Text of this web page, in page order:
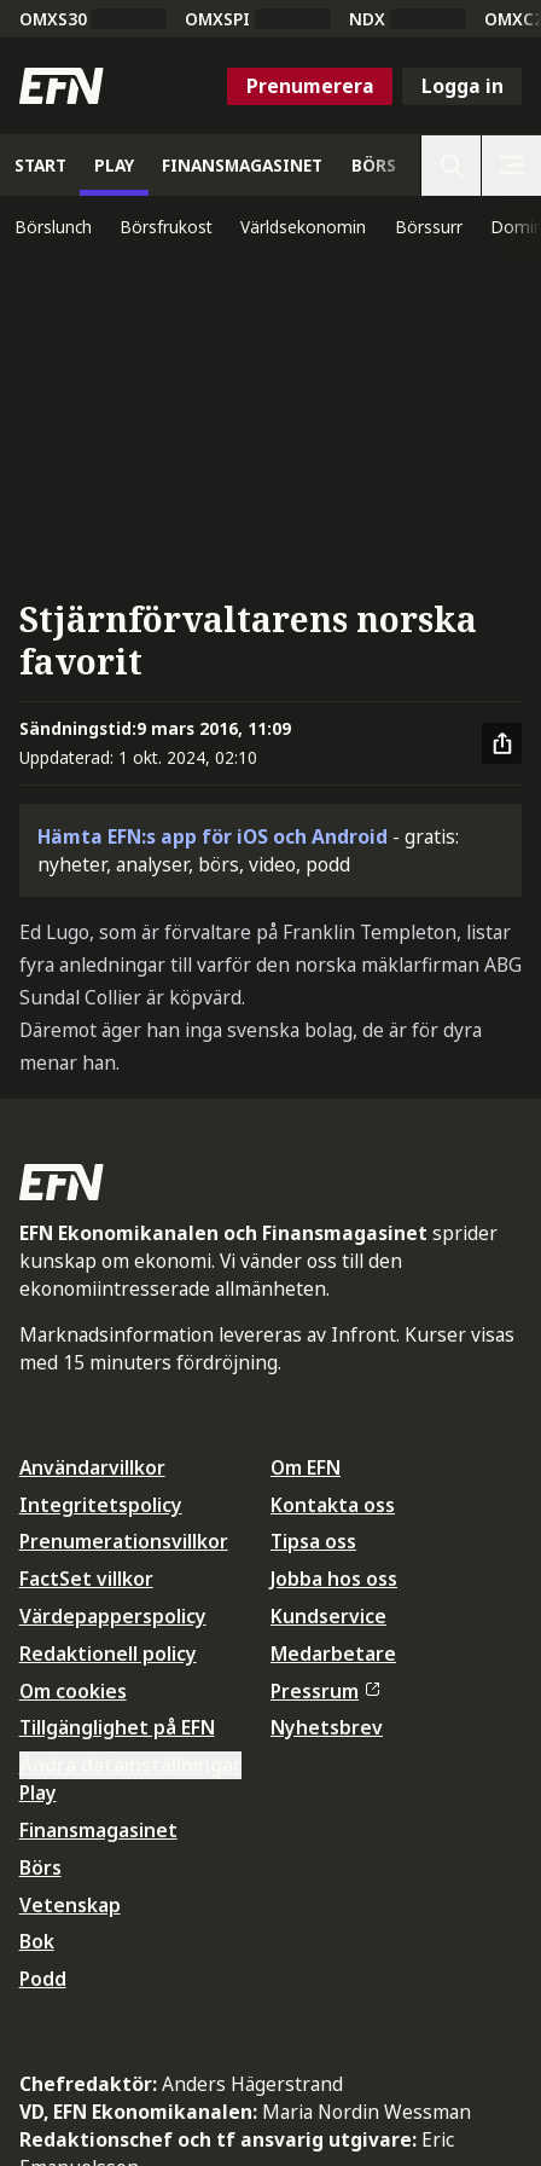
OMXS30 OMXSPI NDX
Prenumerera Logga in
START PLAY FINANSMAGASINET BÖRS
Börslunch Börsfrukost Världsekonomin Börssurr
Stjärnförvaltarens norska
favorit
Sändningstid:9 mars 2016, 11:09
Uppdaterad: 1 okt. 2024, 02:10
Hämta EFN:s app för iOS och Android - gratis:
nyheter, analyser, börs, video, podd
Ed Lugo, som är förvaltare på Franklin Templeton, listar
fyra anledningar till varför den norska mäklarfirman ABG
Sundal Collier är köpvärd.
Däremot äger han inga svenska bolag, de är för dyra
menar han.
EFN Ekonomikanalen och Finansmagasinet sprider
kunskap om ekonomi. Vi vänder oss till den
ekonomiintresserade allmänheten.
Marknadsinformation levereras av Infront. Kurser visas
med 15 minuters fördröjning.
Användarvillkor
Integritetspolicy
Prenumerationsvillkor
FactSet villkor
Värdepapperspolicy
Redaktionell policy
Om cookies
Tillgänglighet på EFN
Om EFN
Kontakta oss
Tipsa oss
Jobba hos oss
Kundservice
Medarbetare
Pressrum
Nyhetsbrev
Play
Finansmagasinet
Börs
Vetenskap
Bok
Podd
Chefredaktör:Anders Hägerstrand
VD, EFN Ekonomikanalen: Maria Nordin Wessman
Redaktionschef och tf ansvarig utgivare: Eric